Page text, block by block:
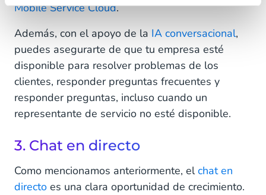
Mobile Service Cloud.
Además, con el apoyo de la IA conversacional,
puedes asegurarte de que tu empresa esté
disponible para resolver problemas de los
clientes, responder preguntas frecuentes y
responder preguntas, incluso cuando un
representante de servicio no esté disponible.
3. Chat en directo
Como mencionamos anteriormente, elchat en
directo es una clara oportunidad de crecimiento.